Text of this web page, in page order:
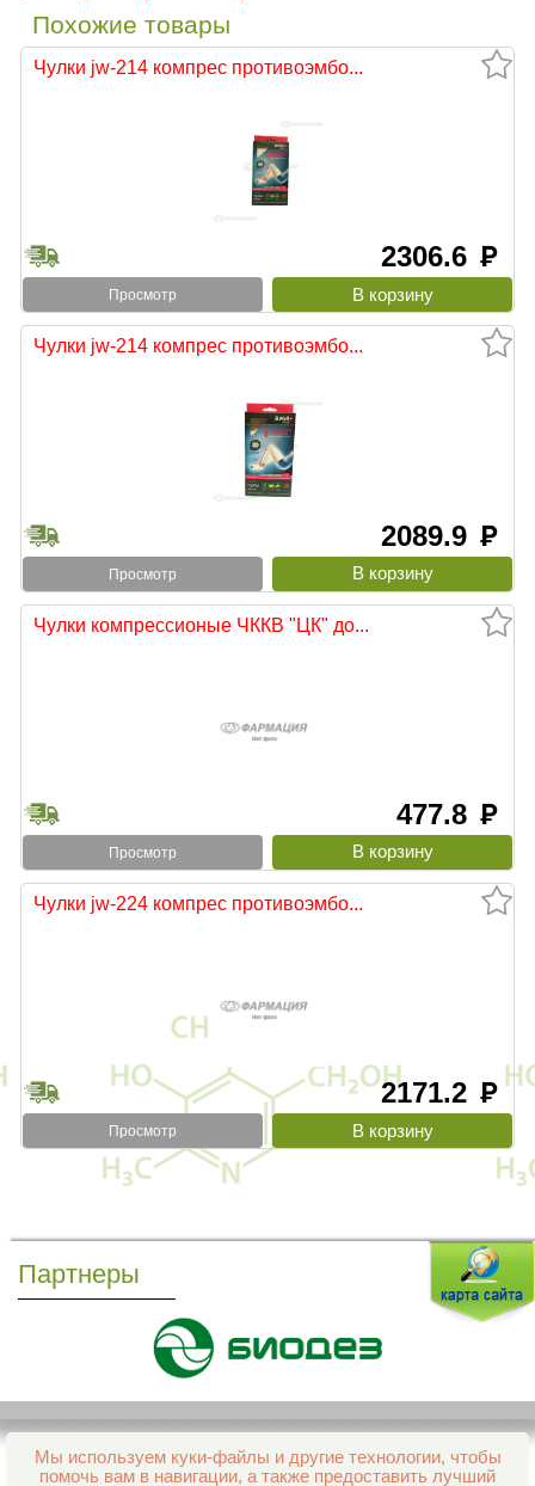
Похожие товары
Чулки jw-214 компрес противоэмбо...
2306.6 руб
Просмотр
Чулки jw-214 компрес противоэмбо...
2089.9 руб
Просмотр
Чулки компрессионые ЧККВ "ЦК" до...
477.8 руб
Просмотр
Чулки jw-224 компрес противоэмбо...
2171.2 руб
Просмотр
Партнеры
Мы используем куки-файлы и другие технологии, чтобы
помочь вам в навигации, а также предоставить лучший
Все права защищены и охраняются законом